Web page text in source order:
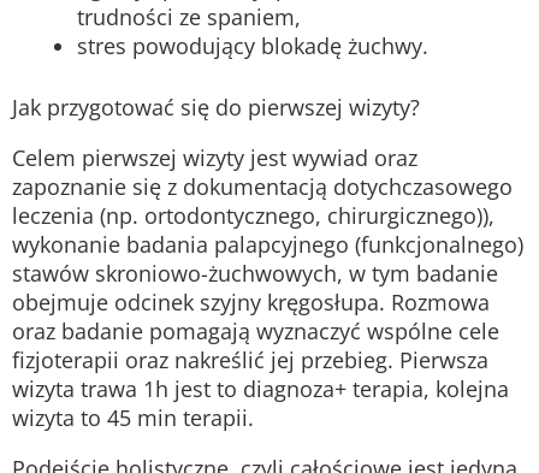
trudności ze spaniem,
stres powodujący blokadę żuchwy.
Jak przygotować się do pierwszej wizyty?
Celem pierwszej wizyty jest wywiad oraz
zapoznanie się z dokumentacją dotychczasowego
leczenia (np. ortodontycznego, chirurgicznego)),
wykonanie badania palapcyjnego (funkcjonalnego)
stawów skroniowo-żuchwowych, w tym badanie
obejmuje odcinek szyjny kręgosłupa. Rozmowa
oraz badanie pomagają wyznaczyć wspólne cele
fizjoterapii oraz nakreślić jej przebieg. Pierwsza
wizyta trawa 1h jest to diagnoza+ terapia, kolejna
wizyta to 45 min terapii.